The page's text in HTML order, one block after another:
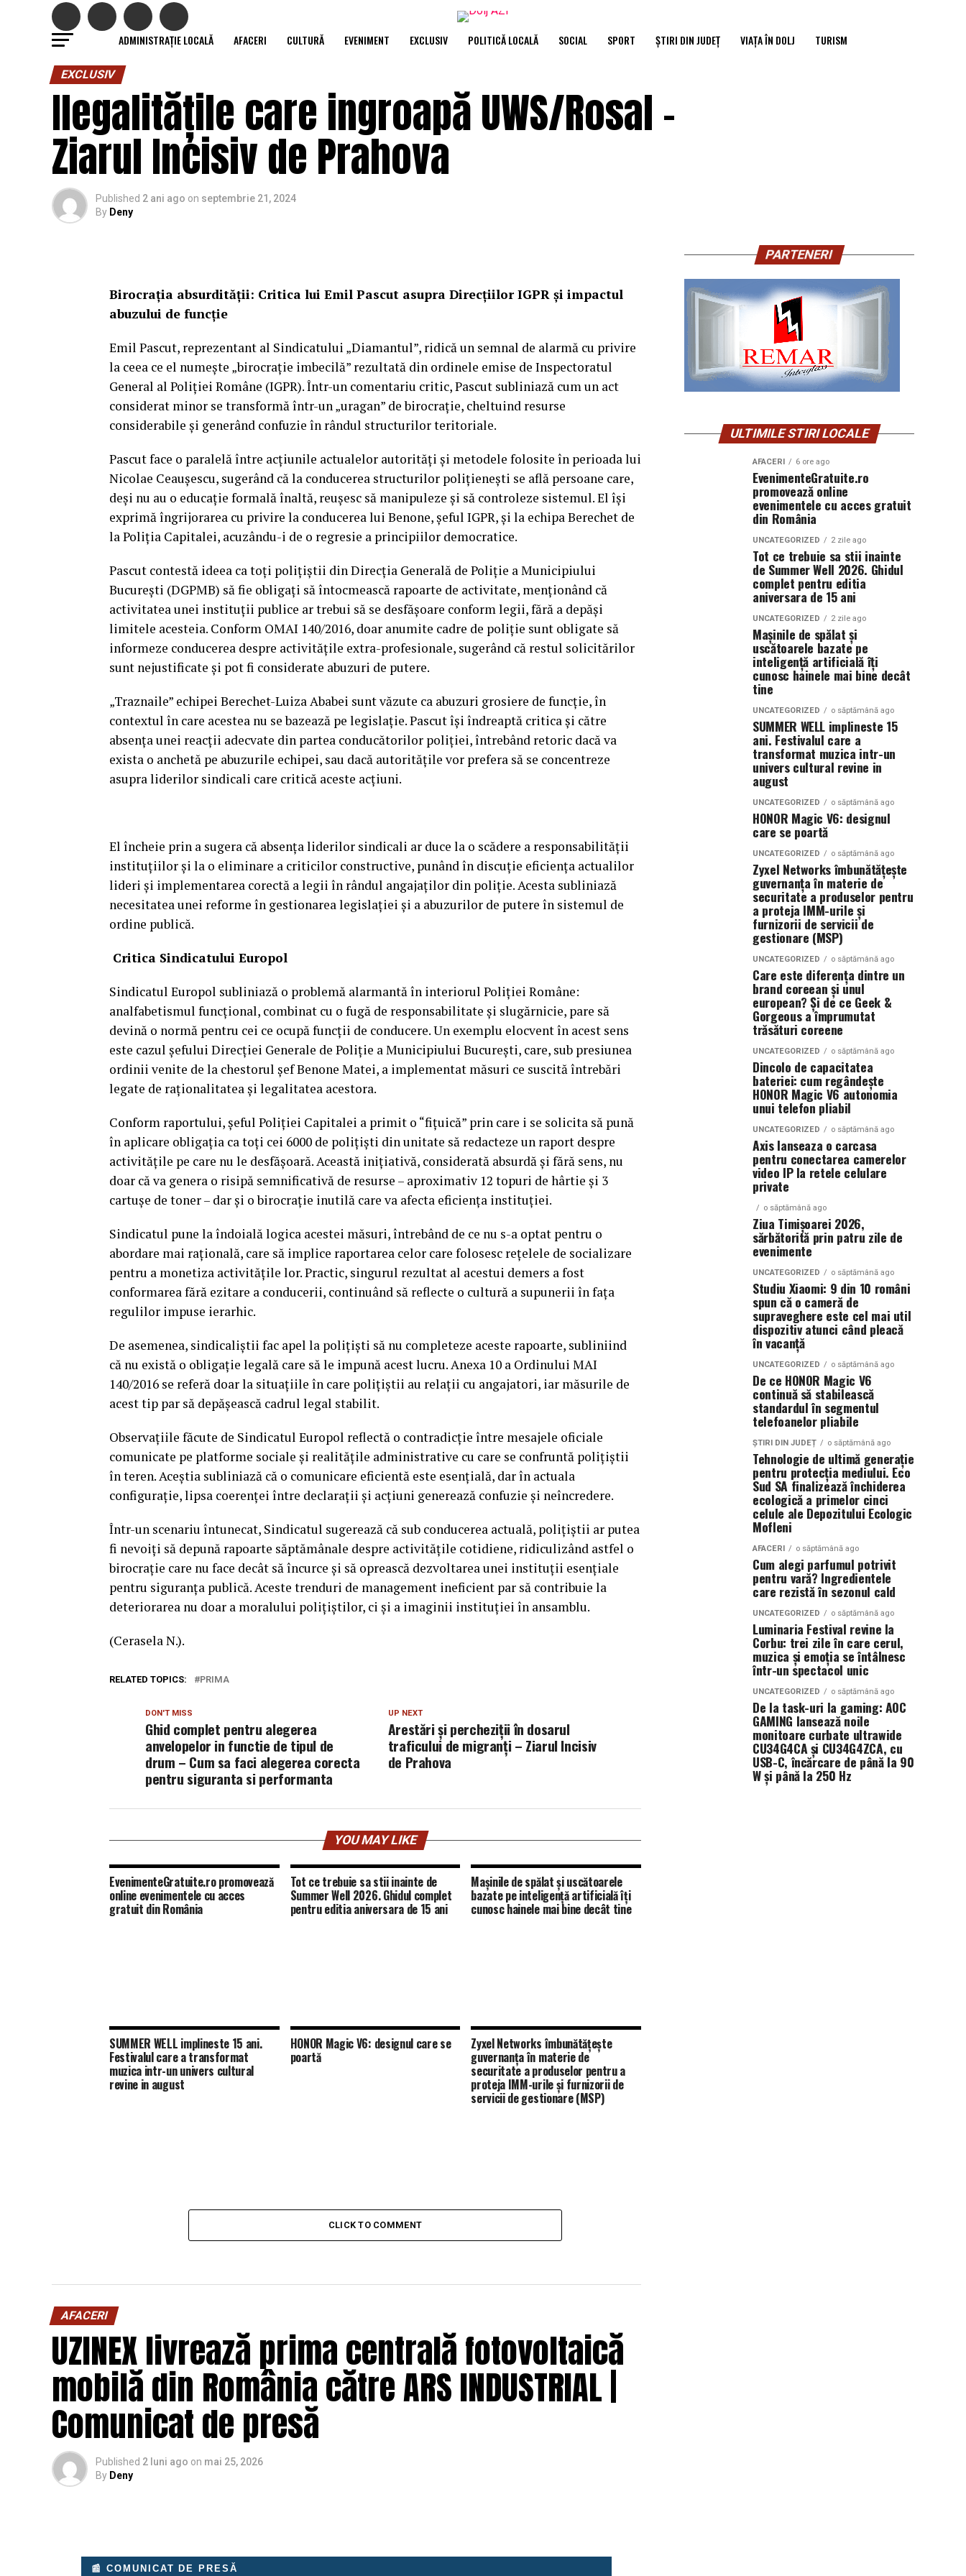
ADMINISTRAȚIE LOCALĂ AFACERI CULTURĂ EVENIMENT EXCLUSIV POLITICĂ LOCALĂ SOCIAL SPORT ȘTIRI DIN JUDEȚ VIAȚA ÎN DOLJ TURISM
EXCLUSIV
Ilegalitățile care ingroapă UWS/Rosal –
Ziarul Incisiv de Prahova
Published 2 ani ago on septembrie 21, 2024
By Deny
Birocrația absurdității: Critica lui Emil Pascut asupra Direcțiilor IGPR și impactul
abuzului de funcție
Emil Pascut, reprezentant al Sindicatului „Diamantul”, ridică un semnal de alarmă cu privire
la ceea ce el numește „birocrație imbecilă” rezultată din ordinele emise de Inspectoratul
General al Poliției Române (IGPR). Într-un comentariu critic, Pascut subliniază cum un act
considerat minor se transformă într-un „uragan” de birocrație, cheltuind resurse
considerabile și generând confuzie în rândul structurilor teritoriale.
Pascut face o paralelă între acțiunile actualelor autorități și metodele folosite în perioada lui
Nicolae Ceaușescu, sugerând că la conducerea structurilor polițienești se află persoane care,
deși nu au o educație formală înaltă, reușesc să manipuleze și să controleze sistemul. El își
exprimă îngrijorarea cu privire la conducerea lui Benone, șeful IGPR, și la echipa Berechet de
la Poliția Capitalei, acuzându-i de o regresie a principiilor democratice.
Pascut contestă ideea ca toți polițiștii din Direcția Generală de Poliție a Municipiului
București (DGPMB) să fie obligați să întocmească rapoarte de activitate, menționând că
activitatea unei instituții publice ar trebui să se desfășoare conform legii, fără a depăși
limitele acesteia. Conform OMAI 140/2016, doar anumite cadre de poliție sunt obligate să
informeze conducerea despre activitățile extra-profesionale, sugerând că restul solicitărilor
sunt nejustificate și pot fi considerate abuzuri de putere.
„Traznaile” echipei Berechet-Luiza Ababei sunt văzute ca abuzuri grosiere de funcție, în
contextul în care acestea nu se bazează pe legislație. Pascut își îndreaptă critica și către
absența unei reacții adecvate din partea conducătorilor poliției, întrebând retoric dacă va
exista o anchetă pe abuzurile echipei, sau dacă autoritățile vor prefera să se concentreze
asupra liderilor sindicali care critică aceste acțiuni.
El încheie prin a sugera că absența liderilor sindicali ar duce la o scădere a responsabilității
instituțiilor și la o eliminare a criticilor constructive, punând în discuție eficiența actualilor
lideri și implementarea corectă a legii în rândul angajaților din poliție. Acesta subliniază
necesitatea unei reforme în gestionarea legislației și a abuzurilor de putere în sistemul de
ordine publică.
Critica Sindicatului Europol
Sindicatul Europol subliniază o problemă alarmantă în interiorul Poliției Române:
analfabetismul funcțional, combinat cu o fugă de responsabilitate și slugărnicie, pare să
devină o normă pentru cei ce ocupă funcții de conducere. Un exemplu elocvent în acest sens
este cazul șefului Direcției Generale de Poliție a Municipiului București, care, sub presiunea
ordinii venite de la chestorul șef Benone Matei, a implementat măsuri ce suscită întrebări
legate de raționalitatea și legalitatea acestora.
Conform raportului, șeful Poliției Capitalei a primit o “fițuică” prin care i se solicita să pună
în aplicare obligația ca toți cei 6000 de polițiști din unitate să redacteze un raport despre
activitățile pe care nu le desfășoară. Această inițiativă, considerată absurdă și fără sens, nu
doar că va genera o risipă semnificativă de resurse – aproximativ 12 topuri de hârtie și 3
cartușe de toner – dar și o birocrație inutilă care va afecta eficiența instituției.
Sindicatul pune la îndoială logica acestei măsuri, întrebând de ce nu s-a optat pentru o
abordare mai rațională, care să implice raportarea celor care folosesc rețelele de socializare
pentru a monetiza activitățile lor. Practic, singurul rezultat al acestui demers a fost
conformarea fără ezitare a conducerii, continuând să reflecte o cultură a supunerii în fața
regulilor impuse ierarhic.
De asemenea, sindicaliștii fac apel la polițiști să nu completeze aceste rapoarte, subliniind
că nu există o obligație legală care să le impună acest lucru. Anexa 10 a Ordinului MAI
140/2016 se referă doar la situațiile în care polițiștii au relații cu angajatori, iar măsurile de
acest tip par să depășească cadrul legal stabilit.
Observațiile făcute de Sindicatul Europol reflectă o contradicție între mesajele oficiale
comunicate pe platforme sociale și realitățile administrative cu care se confruntă polițiștii
în teren. Aceștia subliniază că o comunicare eficientă este esențială, dar în actuala
configurație, lipsa coerenței între declarații și acțiuni generează confuzie și neîncredere.
Într-un scenariu întunecat, Sindicatul sugerează că sub conducerea actuală, polițiștii ar putea
fi nevoiți să depună rapoarte săptămânale despre activitățile cotidiene, ridiculizând astfel o
birocrație care nu face decât să încurce și să oprească dezvoltarea unei instituții esențiale
pentru siguranța publică. Aceste trenduri de management ineficient par să contribuie la
deteriorarea nu doar a moralului polițiștilor, ci și a imaginii instituției în ansamblu.
(Cerasela N.).
RELATED TOPICS: PRIMA
UP NEXT
Arestări și percheziții în dosarul
traficului de migranți – Ziarul Incisiv
de Prahova
DON'T MISS
Ghid complet pentru alegerea
anvelopelor in functie de tipul de
drum – Cum sa faci alegerea corecta
pentru siguranta si performanta
YOU MAY LIKE
EvenimenteGratuite.ro promovează
online evenimentele cu acces
gratuit din România
Tot ce trebuie sa stii inainte de
Summer Well 2026. Ghidul complet
pentru editia aniversara de 15 ani
Mașinile de spălat și uscătoarele
bazate pe inteligență artificială îți
cunosc hainele mai bine decât tine
SUMMER WELL implineste 15 ani.
Festivalul care a transformat
muzica intr-un univers cultural
revine in august
HONOR Magic V6: designul care se
poartă
Zyxel Networks îmbunătățește
guvernanța în materie de
securitate a produselor pentru a
proteja IMM-urile și furnizorii de
servicii de gestionare (MSP)
CLICK TO COMMENT
AFACERI
UZINEX livrează prima centrală fotovoltaică
mobilă din România către ARS INDUSTRIAL |
Comunicat de presă
Published 2 luni ago on mai 25, 2026
By Deny
📰 COMUNICAT DE PRESĂ
PARTENERI
ULTIMILE STIRI LOCALE
AFACERI 6 ore ago
EvenimenteGratuite.ro
promovează online
evenimentele cu acces gratuit
din România
UNCATEGORIZED 2 zile ago
Tot ce trebuie sa stii inainte
de Summer Well 2026. Ghidul
complet pentru editia
aniversara de 15 ani
UNCATEGORIZED 2 zile ago
Mașinile de spălat și
uscătoarele bazate pe
inteligență artificială îți
cunosc hainele mai bine decât
tine
UNCATEGORIZED o săptămână ago
SUMMER WELL implineste 15
ani. Festivalul care a
transformat muzica intr-un
univers cultural revine in
august
UNCATEGORIZED o săptămână ago
HONOR Magic V6: designul
care se poartă
UNCATEGORIZED o săptămână ago
Zyxel Networks îmbunătățește
guvernanța în materie de
securitate a produselor pentru
a proteja IMM-urile și
furnizorii de servicii de
gestionare (MSP)
UNCATEGORIZED o săptămână ago
Care este diferența dintre un
brand coreean și unul
european? Și de ce Geek &
Gorgeous a împrumutat
trăsături coreene
UNCATEGORIZED o săptămână ago
Dincolo de capacitatea
bateriei: cum regândește
HONOR Magic V6 autonomia
unui telefon pliabil
UNCATEGORIZED o săptămână ago
Axis lanseaza o carcasa
pentru conectarea camerelor
video IP la retele celulare
private
o săptămână ago
Ziua Timișoarei 2026,
sărbătorită prin patru zile de
evenimente
UNCATEGORIZED o săptămână ago
Studiu Xiaomi: 9 din 10 români
spun că o cameră de
supraveghere este cel mai util
dispozitiv atunci când pleacă
în vacanță
UNCATEGORIZED o săptămână ago
De ce HONOR Magic V6
continuă să stabilească
standardul în segmentul
telefoanelor pliabile
ȘTIRI DIN JUDEȚ o săptămână ago
Tehnologie de ultimă generație
pentru protecția mediului. Eco
Sud SA finalizează închiderea
ecologică a primelor cinci
celule ale Depozitului Ecologic
Mofleni
AFACERI o săptămână ago
Cum alegi parfumul potrivit
pentru vară? Ingredientele
care rezistă în sezonul cald
UNCATEGORIZED o săptămână ago
Luminaria Festival revine la
Corbu: trei zile în care cerul,
muzica și emoția se întâlnesc
într-un spectacol unic
UNCATEGORIZED o săptămână ago
De la task-uri la gaming: AOC
GAMING lansează noile
monitoare curbate ultrawide
CU34G4CA și CU34G4ZCA, cu
USB-C, încărcare de până la 90
W și până la 250 Hz